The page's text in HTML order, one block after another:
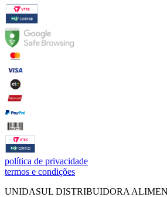
política de privacidade
termos e condições
UNIDASUL DISTRIBUIDORA